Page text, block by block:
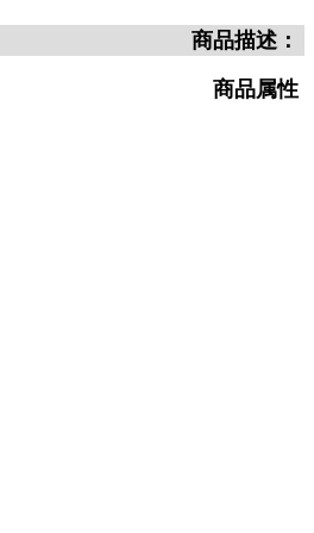
商品描述：
商品属性